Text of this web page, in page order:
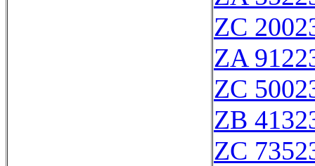
ZC
ZA
ZC
ZB
ZC